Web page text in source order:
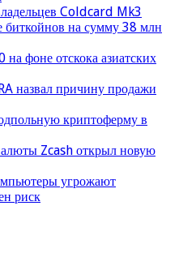
Coldcard Mk3
биткойнов на сумму 38 млн
фоне отскока азиатских
назвал причину продажи
криптоферму в
Zcash открыл новую
угрожают
риск